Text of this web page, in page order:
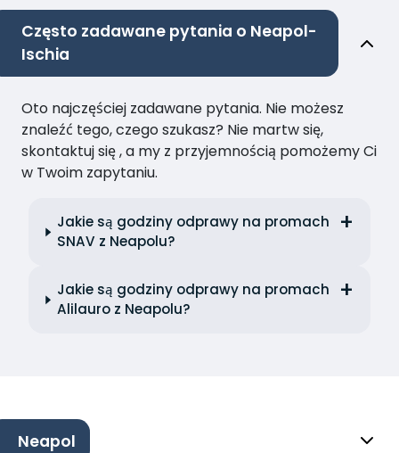
Często zadawane pytania o Neapol-
Ischia
Oto najczęściej zadawane pytania. Nie możesz
znaleźć tego, czego szukasz? Nie martw się,
skontaktuj się , a my z przyjemnością pomożemy Ci
w Twoim zapytaniu.
Jakie są godziny odprawy na promach
SNAV z Neapolu?
Jakie są godziny odprawy na promach
Alilauro z Neapolu?
Neapol